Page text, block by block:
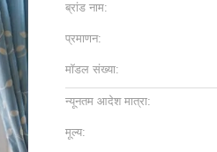
ब्रांड नाम:
प्रमाणन:
मॉडल संख्या:
न्यूनतम आदेश मात्रा:
मूल्य: